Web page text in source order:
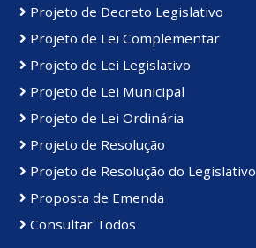
Projeto de Decreto Legislativo
Projeto de Lei Complementar
Projeto de Lei Legislativo
Projeto de Lei Municipal
Projeto de Lei Ordinária
Projeto de Resolução
Projeto de Resolução do Legislativo
Proposta de Emenda
Consultar Todos